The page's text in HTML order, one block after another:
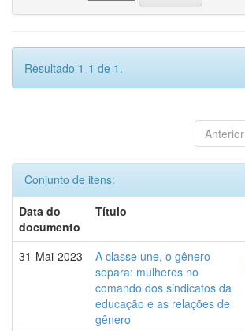
Resultado 1-1 de 1.
Anterior
Conjunto de itens:
Data do
documento
Título
31-Mai-2023
A classe une, o gênero
separa: mulheres no
comando dos sindicatos da
educação e as relações de
gênero